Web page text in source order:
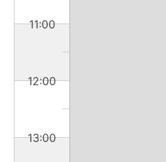
11:00
12:00
13:00